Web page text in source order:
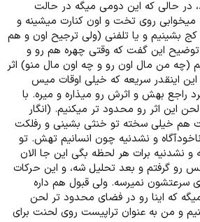
حالی که این دومی میگه در حالت
روی تخت و اون کنارت میشینه و
بشینیم و یا تلفنی (ولی ترجیح اون و هم
این گفت که وقتی چهره هم رو و
(چه من مال اون رو و چه اون مال منو) اثر
این اینقدر سریعه که خیلی اوقات میس
بهش و اثرش رو میذاره و میره. با
این اثر رو محدود تر میکنیم. (انگار
هم خیلی سخته تو خنثی بشینی و رفلکت
و نشدنیه چون انسانیم تهش. تو
نشدنیه برات هر لحظه بگی این جا الان
رو گرفتم و بعد تحلیل شه، و این حرکات
سرعتشون نمیرسه. ولی قبول هم داره
که اینا رو در فضای محدود تر لحن
و من به عنوان تراپیست روی لحنت برای